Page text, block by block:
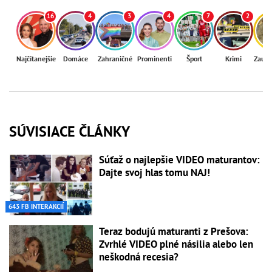
16
Najčítanejšie
4
Domáce
3
Zahraničné
4
Prominenti
7
Šport
2
Krimi
SÚVISIACE ČLÁNKY
643 FB INTERAKCIÍ
Súťaž o najlepšie VIDEO maturantov:
Dajte svoj hlas tomu NAJ!
Teraz bodujú maturanti z Prešova:
Zvrhlé VIDEO plné násilia alebo len
neškodná recesia?